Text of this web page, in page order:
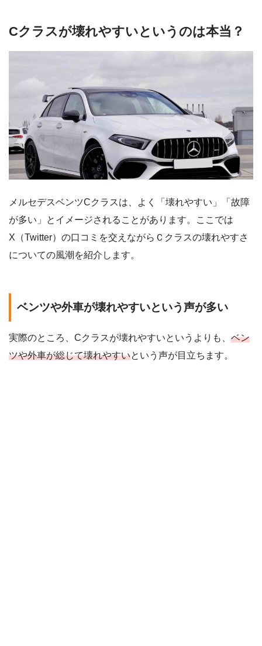
Cクラスが壊れやすいというのは本当？
メルセデスベンツCクラスは、よく「壊れやすい」「故障
が多い」とイメージされることがあります。ここでは
X（Twitter）の口コミを交えながらＣクラスの壊れやすさ
についての風潮を紹介します。
ベンツや外車が壊れやすいという声が多い
実際のところ、Cクラスが壊れやすいというよりも、 ベン
ツや外車が総じて壊れやすいという声が目立ちます。